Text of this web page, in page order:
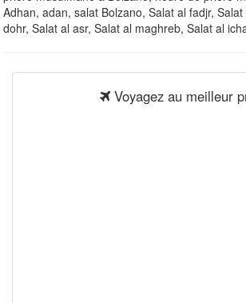
Adhan, adan, salat Bolzano, Salat al fadjr,
dohr, Salat al asr, Salat al maghreb, Salat al
Voyagez au meilleur